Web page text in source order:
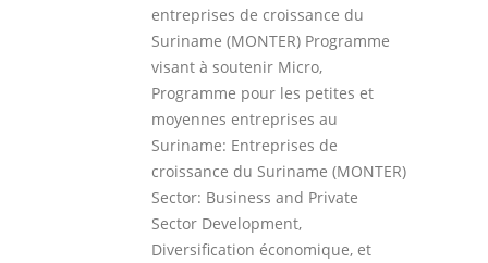
entreprises de croissance du
Suriname (MONTER) Programme
visant à soutenir Micro,
Programme pour les petites et
moyennes entreprises au
Suriname: Entreprises de
croissance du Suriname (MONTER)
Sector: Business and Private
Sector Development,
Diversification économique, et